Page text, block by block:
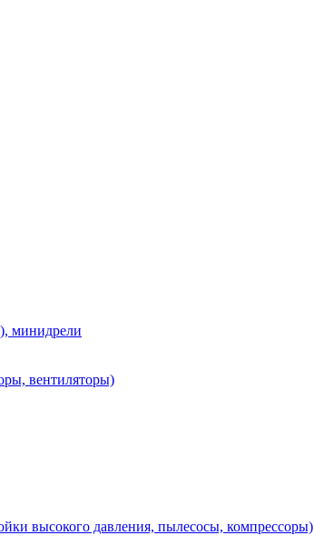
минидрели
вентиляторы)
высокого давления, пылесосы, компрессоры)